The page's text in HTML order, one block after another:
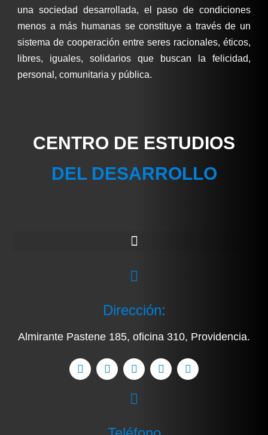
una sociedad desarrollada, el paso de condiciones
menos a más humanas se constituye a través de un
sistema de cooperación entre seres racionales, éticos,
libres, iguales, solidarios que buscan la felicidad,
personal, comunitaria y pública.
CENTRO DE ESTUDIOS
DEL DESARROLLO
Dirección:
Almirante Pastene 185, oficina 310, Providencia.